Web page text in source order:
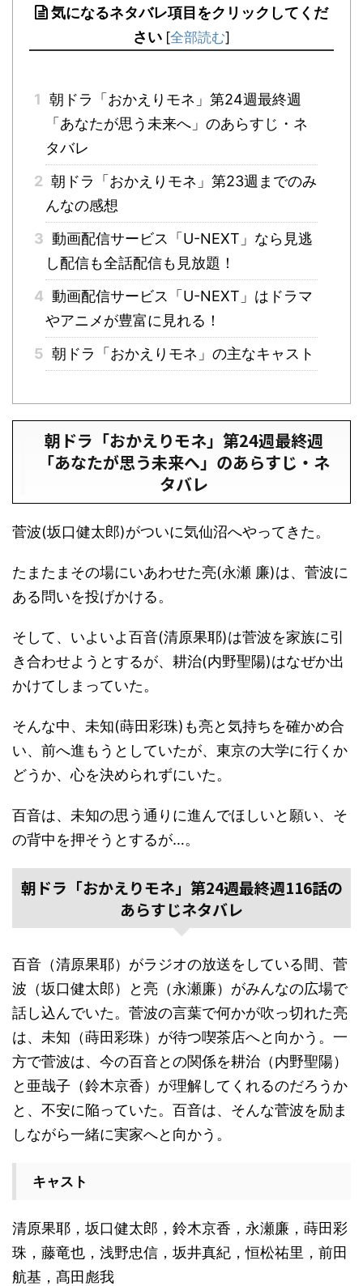
気になるネタバレ項目をクリックしてくだ
さい [全部読む]
1 朝ドラ「おかえりモネ」第24週最終週
「あなたが思う未来へ」のあらすじ・ネ
タバレ
2 朝ドラ「おかえりモネ」第23週までのみ
んなの感想
3 動画配信サービス「U-NEXT」なら見逃
し配信も全話配信も見放題！
4 動画配信サービス「U-NEXT」はドラマ
やアニメが豊富に見れる！
5 朝ドラ「おかえりモネ」の主なキャスト
朝ドラ「おかえりモネ」第24週最終週
「あなたが思う未来へ」のあらすじ・ネ
タバレ
菅波(坂口健太郎)がついに気仙沼へやってきた。
たまたまその場にいあわせた亮(永瀬 廉)は、菅波に
ある問いを投げかける。
そして、いよいよ百音(清原果耶)は菅波を家族に引
き合わせようとするが、耕治(内野聖陽)はなぜか出
かけてしまっていた。
そんな中、未知(蒔田彩珠)も亮と気持ちを確かめ合
い、前へ進もうとしていたが、東京の大学に行くか
どうか、心を決められずにいた。
百音は、未知の思う通りに進んでほしいと願い、そ
の背中を押そうとするが…。
朝ドラ「おかえりモネ」第24週最終週116話の
あらすじネタバレ
百音（清原果耶）がラジオの放送をしている間、菅
波（坂口健太郎）と亮（永瀬廉）がみんなの広場で
話し込んでいた。菅波の言葉で何かが吹っ切れた亮
は、未知（蒔田彩珠）が待つ喫茶店へと向かう。一
方で菅波は、今の百音との関係を耕治（内野聖陽）
と亜哉子（鈴木京香）が理解してくれるのだろうか
と、不安に陥っていた。百音は、そんな菅波を励ま
しながら一緒に実家へと向かう。
キャスト
清原果耶，坂口健太郎，鈴木京香，永瀬廉，蒔田彩
珠，藤竜也，浅野忠信，坂井真紀，恒松祐里，前田
航基，髙田彪我